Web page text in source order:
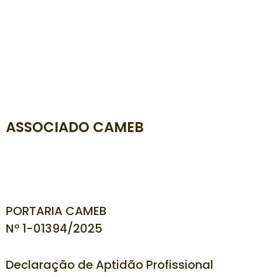
ASSOCIADO CAMEB
PORTARIA CAMEB
Nº 1-01394/2025
Declaração de Aptidão Profissional